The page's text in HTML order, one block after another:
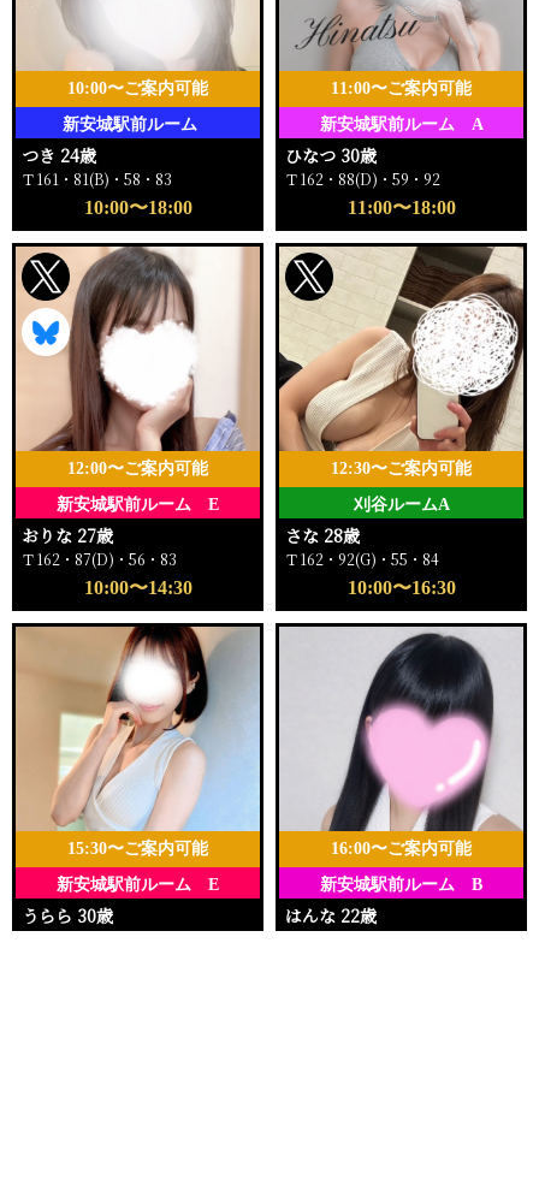
新安城駅前ルーム
10:00〜ご案内可能
つき 24歳
Ｔ161・81(B)・58・83
10:00〜18:00
新安城駅前ルーム A
11:00〜ご案内可能
ひなつ 30歳
Ｔ162・88(D)・59・92
11:00〜18:00
新安城駅前ルーム E
12:00〜ご案内可能
おりな 27歳
Ｔ162・87(D)・56・83
10:00〜14:30
刈谷ルームA
12:30〜ご案内可能
さな 28歳
Ｔ162・92(G)・55・84
10:00〜16:30
新安城駅前ルーム E
15:30〜ご案内可能
うらら 30歳
新安城駅前ルーム B
16:00〜ご案内可能
はんな 22歳